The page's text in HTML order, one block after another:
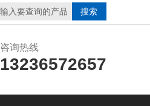
咨询热线
13236572657